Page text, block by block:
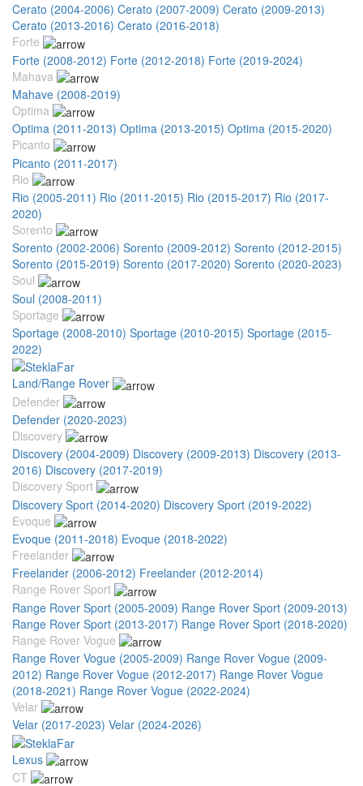
Cerato (2004-2006) Cerato (2007-2009) Cerato (2009-2013)
Cerato (2013-2016) Cerato (2016-2018)
Forte
Forte (2008-2012) Forte (2012-2018) Forte (2019-2024)
Mahava
Mahave (2008-2019)
Optima
Optima (2011-2013) Optima (2013-2015) Optima (2015-2020)
Picanto
Picanto (2011-2017)
Rio
Rio (2005-2011) Rio (2011-2015) Rio (2015-2017) Rio (2017-
2020)
Sorento
Sorento (2002-2006) Sorento (2009-2012) Sorento (2012-2015)
Sorento (2015-2019) Sorento (2017-2020) Sorento (2020-2023)
Soul
Soul (2008-2011)
Sportage
Sportage (2008-2010) Sportage (2010-2015) Sportage (2015-
2022)
Land/Range Rover
Defender
Defender (2020-2023)
Discovery
Discovery (2004-2009) Discovery (2009-2013) Discovery (2013-
2016) Discovery (2017-2019)
Discovery Sport
Discovery Sport (2014-2020) Discovery Sport (2019-2022)
Evoque
Evoque (2011-2018) Evoque (2018-2022)
Freelander
Freelander (2006-2012) Freelander (2012-2014)
Range Rover Sport
Range Rover Sport (2005-2009) Range Rover Sport (2009-2013)
Range Rover Sport (2013-2017) Range Rover Sport (2018-2020)
Range Rover Vogue
Range Rover Vogue (2005-2009) Range Rover Vogue (2009-
2012) Range Rover Vogue (2012-2017) Range Rover Vogue
(2018-2021) Range Rover Vogue (2022-2024)
Velar
Velar (2017-2023) Velar (2024-2026)
Lexus
CT